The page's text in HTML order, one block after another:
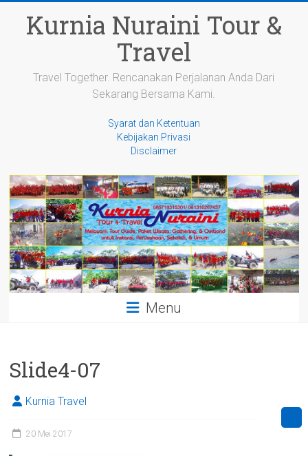
contentKurnia Nuraini Tour &
Travel
Travel Together. Rencanakan Perjalanan Anda Dari
Sekarang Bersama Kami.
Syarat dan Ketentuan
Kebijakan Privasi
Disclaimer
Menu
Slide4-07
Kurnia Travel
20 Mei 2017